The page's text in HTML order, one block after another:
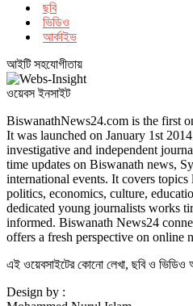
ছবি
ভিডিও
আর্কাইভ
আইটি সহযোগীতায়
ওয়েবস ইনসাইট
BiswanathNews24.com is the first
It was launched on January 1st
investigative and independent
time updates on Biswanath news,
international events. It covers
politics, economics, culture,
dedicated young journalists works
informed. Biswanath News24
offers a fresh perspective on online
এই ওয়েবসাইটের কোনো লেখা, ছবি ও ভিডিও
Design by :